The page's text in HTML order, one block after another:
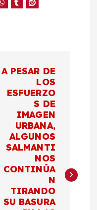
A PESAR DE
LOS
ESFUERZO
S DE
IMAGEN
URBANA,
ALGUNOS
SALMANTI
NOS
CONTINÚA
N
TIRANDO
SU BASURA